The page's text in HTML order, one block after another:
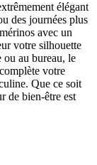
élégant
des journées plus
avec un
votre silhouette
ou au bureau, le
votre
Que ce soit
de bien-être est